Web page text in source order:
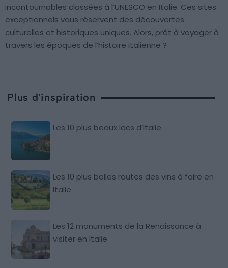
incontournables classées à l’UNESCO en Italie. Ces sites
exceptionnels vous réservent des découvertes
culturelles et historiques uniques. Alors, prêt à voyager à
travers les époques de l’histoire italienne ?
Plus d'inspiration
Les 10 plus beaux lacs d’Italie
Les 10 plus belles routes des vins à faire en
Italie
Les 12 monuments de la Renaissance à
visiter en Italie